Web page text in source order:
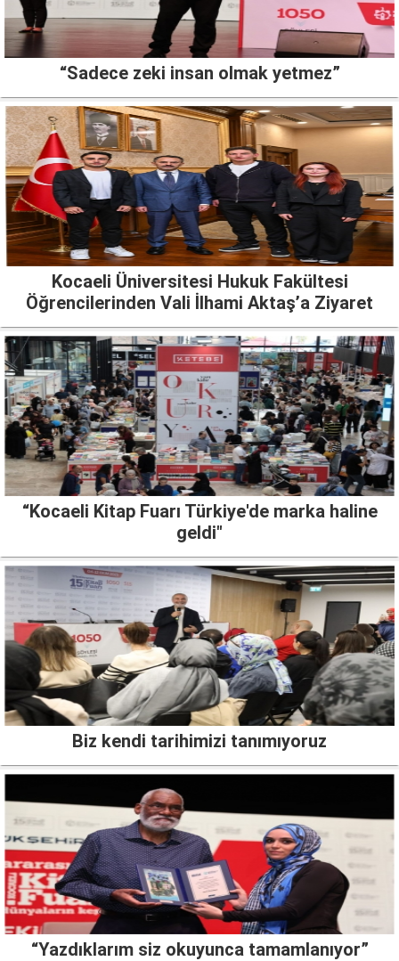
“Sadece zeki insan olmak yetmez”
Kocaeli Üniversitesi Hukuk Fakültesi
Öğrencilerinden Vali İlhami Aktaş’a Ziyaret
“Kocaeli Kitap Fuarı Türkiye'de marka haline
geldi"
Biz kendi tarihimizi tanımıyoruz
“Yazdıklarım siz okuyunca tamamlanıyor”